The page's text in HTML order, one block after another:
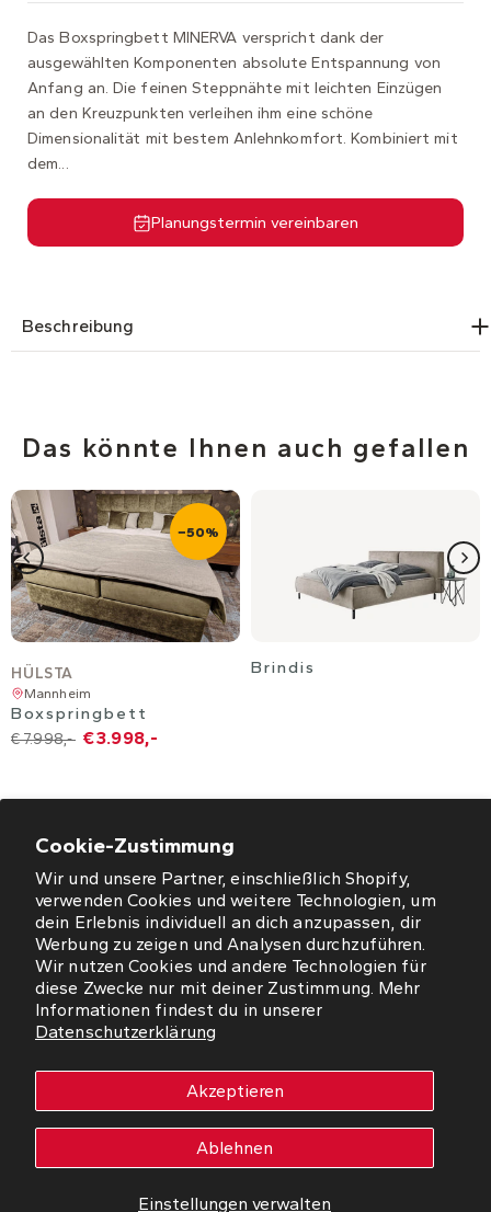
Cookie-Zustimmung
Wir und unsere Partner, einschließlich Shopify,
verwenden Cookies und weitere Technologien, um
dein Erlebnis individuell an dich anzupassen, dir
Werbung zu zeigen und Analysen durchzuführen.
Wir nutzen Cookies und andere Technologien für
diese Zwecke nur mit deiner Zustimmung. Mehr
Informationen findest du in unserer
Datenschutzerklärung
Einstellungen verwalten
Akzeptieren
Ablehnen
Das Boxspringbett MINERVA verspricht dank der
ausgewählten Komponenten absolute Entspannung von
Anfang an. Die feinen Steppnähte mit leichten Einzügen
an den Kreuzpunkten verleihen ihm eine schöne
Dimensionalität mit bestem Anlehnkomfort. Kombiniert mit
dem...
Planungstermin vereinbaren
Beschreibung
Das könnte Ihnen auch gefallen
−50%
HÜLSTA
Mannheim
Boxspringbett
€ 7.998,- € 3.998,-
Brindis
ÖFFNUNGSZEITEN
NEWSLETTER
SO FINDEN SIE UNS
WORMS
Copyright © 2026 Westfalia Möbel-Peeck GmbH. Alle Rechte